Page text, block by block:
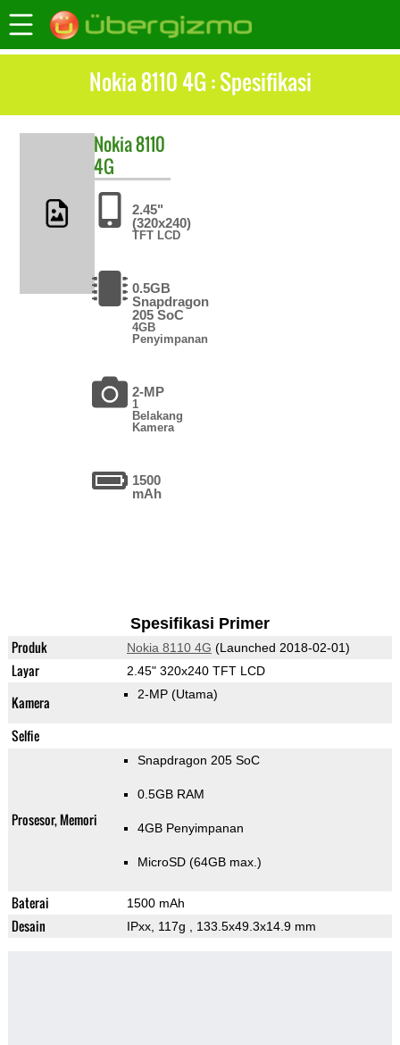
Nokia 8110 4G : Spesifikasi
Nokia8110
4G
2.45"
(320x240)
TFT LCD
0.5GB
Snapdragon
205 SoC
4GB
Penyimpanan
2-MP
1
Belakang
Kamera
1500
mAh
Spesifikasi Primer
Produk Nokia 8110 4G (Launched 2018-02-01)
Layar 2.45" 320x240 TFT LCD
Kamera 2-MP (Utama)
Selfie
Prosesor, Memori
Snapdragon 205 SoC
0.5GB RAM
4GB Penyimpanan
MicroSD (64GB max.)
Baterai 1500 mAh
Desain IPxx, 117g , 133.5x49.3x14.9 mm